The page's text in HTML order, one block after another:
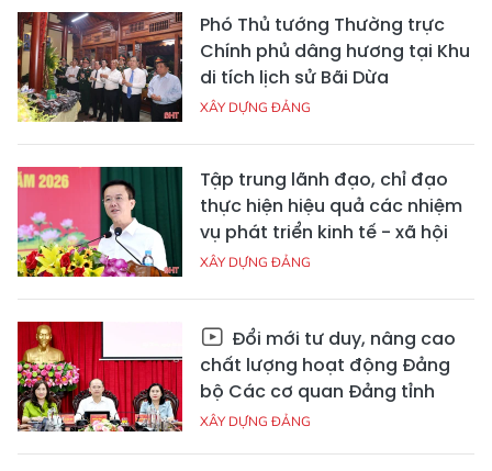
Phó Thủ tướng Thường trực
Chính phủ dâng hương tại Khu
di tích lịch sử Bãi Dừa
XÂY DỰNG ĐẢNG
Tập trung lãnh đạo, chỉ đạo
thực hiện hiệu quả các nhiệm
vụ phát triển kinh tế - xã hội
XÂY DỰNG ĐẢNG
Đổi mới tư duy, nâng cao
chất lượng hoạt động Đảng
bộ Các cơ quan Đảng tỉnh
XÂY DỰNG ĐẢNG